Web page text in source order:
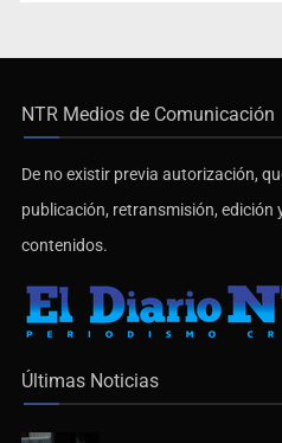
NTR Medios de Comunicación
De no existir previa autorización,
publicación, retransmisión, edición
contenidos.
Últimas Noticias